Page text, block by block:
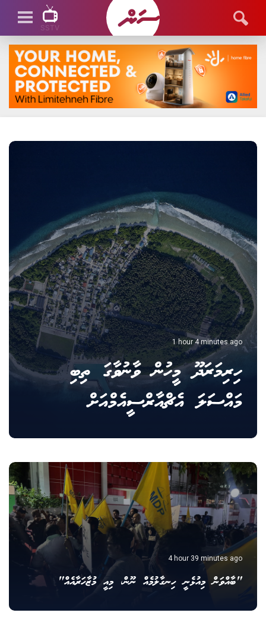
SSTV
SSTV LIVE
1 hour 4 minutes ago
ހިރިމަރަދޫ މީހުން ވާނުވާގަ ތިބި
މައްސަލަ އެޗްއާރްސީއެމްއަށް
4 hour 39 minutes ago
"ބާއްވަން މިއުޅެނީ ހިނގާލުމެއް ނޫން، މިއީ މުޒާހަރާއެއް"